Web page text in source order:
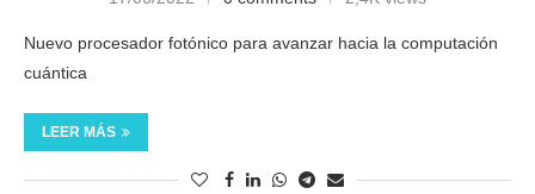
Nuevo procesador fotónico para avanzar hacia la computación
cuántica
LEER MÁS